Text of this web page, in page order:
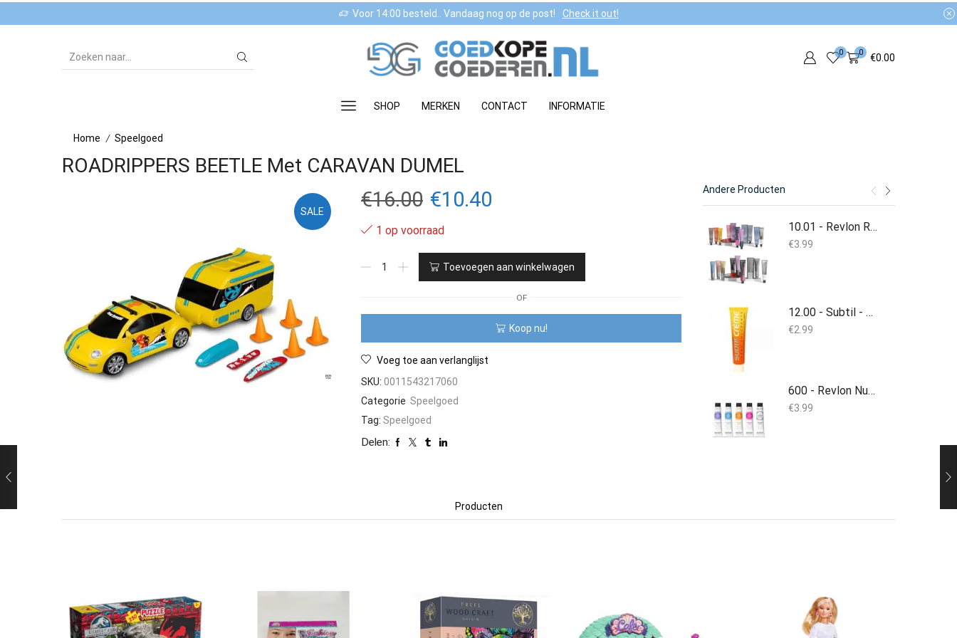
Voor 14:00 besteld.. Vandaag nog op de post! Check it out!
0 0 €0.00
SHOP MERKEN CONTACT INFORMATIE
Home / Speelgoed
ROADRIPPERS BEETLE Met CARAVAN DUMEL
SALE
€16.00 Oorspronkelijke
prijs
was:
€16.00.
€10.40
is:
€10.40.
1 op voorraad
ROADRIPPERS
BEETLE
DUMEL
Toevoegen aan winkelwagen
OF
Koop nu!
Voeg toe aan verlanglijst
SKU: 0011543217060
Categorie Speelgoed
Tag: Speelgoed
Delen:
Andere Producten
10.01 - Revlon Revlonissimo Color Excel 70 ml
€3.99
12.00 - Subtil - Color - Crème Colorante - 60 ml
€2.99
600 - Revlon Nutri Color 100 ml
€3.99
Producten